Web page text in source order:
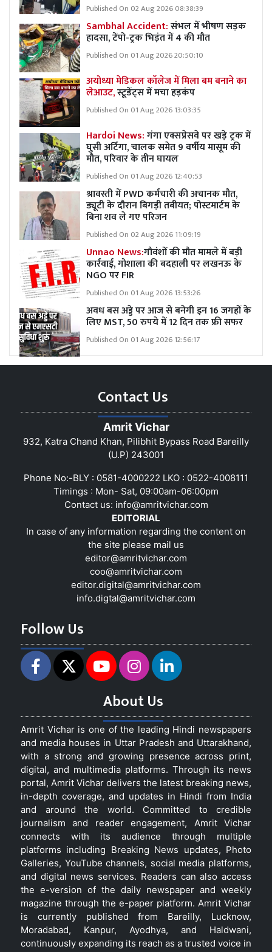
Published On 02 Aug 2026 08:38:39
Sambhal Accident:संभल में भीषण सड़क
हादसा, टेंपो-ट्रक भिड़ंत में 4 की मौत
Published On 01 Aug 2026 20:50:10
अयोध्या मेडिकल कॉलेज में मिला बम बनाने का
लेआउट,स्टूडेंट्स में मचा हड़कंप
Published On 01 Aug 2026 13:03:35
Hardoi News:गंगा एक्सप्रेसवे पर खड़े ट्रक में
घुसी अर्टिगा, चालक समेत 9 वर्षीय मासूम की
मौत, परिवार के तीन घायल
Published On 01 Aug 2026 12:40:53
श्रावस्ती में PWD कर्मचारी की अचानक मौत,
ड्यूटी के दौरान बिगड़ी तबीयत; पोस्टमार्टम के
बिना शव ले गए परिजन
Published On 02 Aug 2026 11:09:19
Unnao News:गौवंशों की मौत मामले में बड़ी
कार्रवाई, गोशाला की बदहाली पर लखनऊ के
NGO पर FIR
Published On 01 Aug 2026 13:53:26
अवध बस अड्डे पर आज से बनेगी इन 16 जगहों के
लिए MST, 50 रुपये में 12 दिन तक फ्री सफर
Published On 01 Aug 2026 12:56:17
Contact Us
Amrit Vichar
932, Katra Chand Khan, Pilibhit Bypass Road Bareilly
(U.P) 243001
Phone No:-BLY : 0581-4000222 LKO : 0522-4008111
Timings : Mon- Sat, 09:00am-06:00pm
Contact us: info@amritvichar.com
EDITORIAL
In case of any information regarding the content on
the site please mail us
editor@amritvichar.com
coo@amritvichar.com
editor.digital@amritvichar.com
info.digtal@amritvichar.com
Follow Us
About Us
Amrit Vichar is one of the leading Hindi newspapers
and media houses in Uttar Pradesh and Uttarakhand,
with a strong and growing presence across print,
digital, and multimedia platforms. Through its news
portal, Amrit Vichar delivers the latest breaking news,
in-depth coverage, and updates in Hindi from India
and around the world. Committed to credible
journalism and reader engagement, Amrit Vichar
connects with its audience through multiple
platforms including Breaking News updates, Photo
Galleries, YouTube channels, social media platforms,
and digital news services. Readers can also access
the e-version of the daily newspaper and weekly
magazine through the e-paper platform. Amrit Vichar
is currently published from Bareilly, Lucknow,
Moradabad, Kanpur, Ayodhya, and Haldwani,
continuously expanding its reach as a trusted voice in